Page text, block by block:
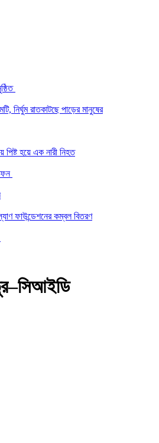
নির্ঘুম রাতকাটছে পাড়ের মানুষের
পিষ্ট হয়ে এক নারী নিহত
ফাউন্ডেশনের কম্বল বিতরণ